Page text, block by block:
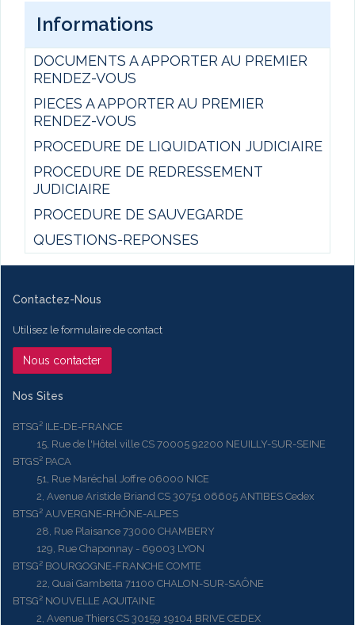
Informations
DOCUMENTS A APPORTER AU PREMIER
RENDEZ-VOUS
PIECES A APPORTER AU PREMIER
RENDEZ-VOUS
PROCEDURE DE LIQUIDATION JUDICIAIRE
PROCEDURE DE REDRESSEMENT
JUDICIAIRE
PROCEDURE DE SAUVEGARDE
QUESTIONS-REPONSES
Contactez-Nous
Utilisez le formulaire de contact
Nous contacter
Nos Sites
BTSG² ILE-DE-FRANCE
15, Rue de l'Hôtel ville CS 70005 92200 NEUILLY-SUR-SEINE
BTGS² PACA
51, Rue Maréchal Joffre 06000 NICE
2, Avenue Aristide Briand CS 30751 06605 ANTIBES Cedex
BTSG² AUVERGNE-RHÔNE-ALPES
28, Rue Plaisance 73000 CHAMBERY
129, Rue Chaponnay - 69003 LYON
BTSG² BOURGOGNE-FRANCHE COMTE
22, Quai Gambetta 71100 CHALON-SUR-SAÔNE
BTSG² NOUVELLE AQUITAINE
2, Avenue Thiers CS 30159 19104 BRIVE CEDEX